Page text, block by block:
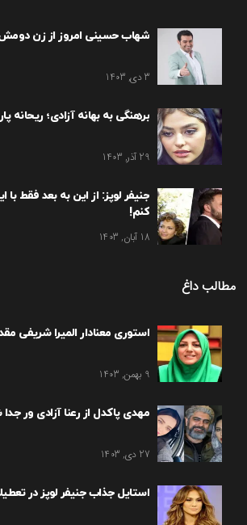
شهاب حسینی امروز از زن
3 دی, 1403
برهنگی به بهانه آزادی؛ ریحانه
29 آذر, 1403
جنیفر لوپز: از این به بعد فقط با
کنم!
18 آبان, 1403
مطالب داغ
استوری معنادار المیرا شریفی
9 بهمن, 1403
مهدی پاکدل از رعنا آزادی ور
27 دی, 1403
استایل جذاب جنیفر لوپز در